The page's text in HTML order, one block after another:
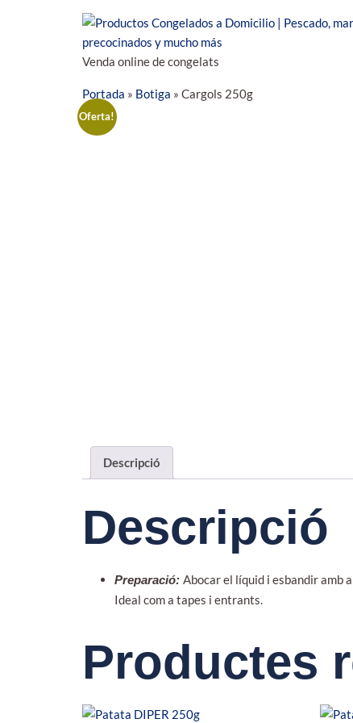
Venda online de congelats
Portada » Botiga » Cargols 250g
Oferta!
Descripció
Descripció
Preparació: Abocar el líquid i esbandir amb
Ideal com a tapes i entrants.
Productes